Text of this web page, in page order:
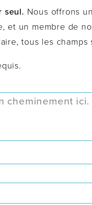
seul. Nous offrons
et un membre de
tous les champs